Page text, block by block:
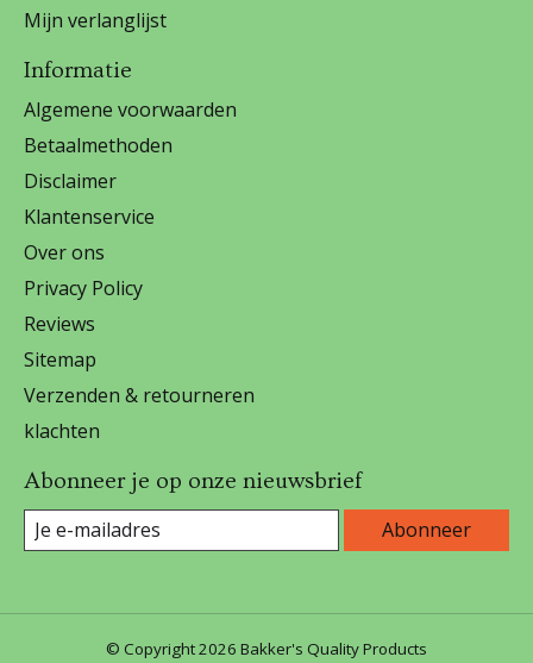
Mijn verlanglijst
Informatie
Algemene voorwaarden
Betaalmethoden
Disclaimer
Klantenservice
Over ons
Privacy Policy
Reviews
Sitemap
Verzenden & retourneren
klachten
Abonneer je op onze nieuwsbrief
Abonneer
© Copyright 2026 Bakker's Quality Products